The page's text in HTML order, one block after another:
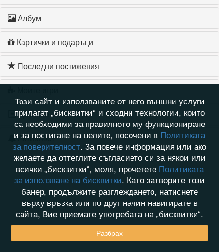
Албум
Картички и подаръци
Последни постижения
Хронология на игри
Активност
Този сайт и използваните от него външни услуги
прилагат „бисквитки“ и сходни технологии, които
са необходими за правилното му функциониране
и за постигане на целите, посочени в Политиката
за поверителност. За повече информация или ако
желаете да оттеглите съгласието си за някои или
всички „бисквитки“, моля, прочетете Политиката
за използване на бисквитки. Като затворите този
банер, продължите разглеждането, натиснете
върху връзка или по друг начин навигирате в
сайта, Вие приемате употребата на „бисквитки“.
Разбрах